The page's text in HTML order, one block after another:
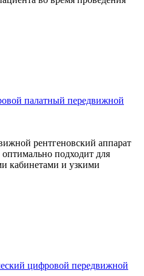
палатный передвижной
рентгеновский аппарат
подходит для
кабинетами и узкими
цифровой передвижной